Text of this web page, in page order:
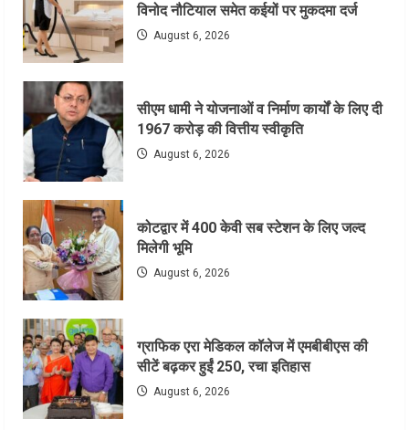
विनोद नौटियाल समेत कईयों पर मुकदमा दर्ज
August 6, 2026
सीएम धामी ने योजनाओं व निर्माण कार्यों के लिए दी
1967 करोड़ की वित्तीय स्वीकृति
August 6, 2026
कोटद्वार में 400 केवी सब स्टेशन के लिए जल्द
मिलेगी भूमि
August 6, 2026
ग्राफिक एरा मेडिकल कॉलेज में एमबीबीएस की
सीटें बढ़कर हुईं 250, रचा इतिहास
August 6, 2026